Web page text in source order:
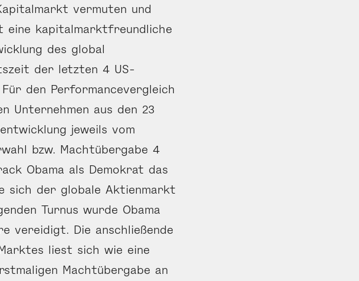
vermuten und
eine kapitalmarktfreundliche
des global
der letzten 4 US-
den Performancevergleich
Unternehmen aus den 23
jeweils vom
bzw. Machtübergabe 4
Obama als Demokrat das
sich der globale Aktienmarkt
Turnus wurde Obama
vereidigt. Die anschließende
liest sich wie eine
Machtübergabe an